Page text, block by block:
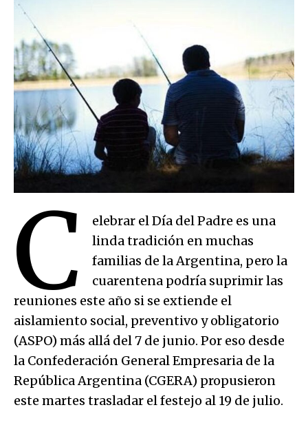
C
elebrar el Día del Padre es una
linda tradición en muchas
familias de la Argentina, pero la
cuarentena podría suprimir las
reuniones este año si se extiende el
aislamiento social, preventivo y obligatorio
(ASPO) más allá del 7 de junio. Por eso desde
la Confederación General Empresaria de la
República Argentina (CGERA) propusieron
este martes trasladar el festejo al 19 de julio.